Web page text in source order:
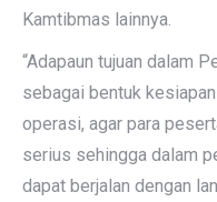
Kamtibmas lainnya.
“Adapaun tujuan dalam
sebagai bentuk
operasi, agar para
serius sehingga dalam
dapat berjalan dengan